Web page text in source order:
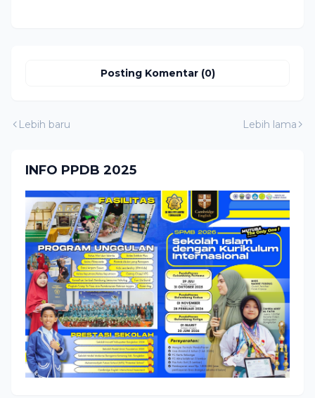
Posting Komentar (0)
Lebih baru Lebih lama
INFO PPDB 2025